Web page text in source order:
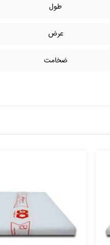
طول
عرض
ضخامت